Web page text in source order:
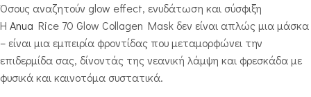
Όσους αναζητούν glow effect, ενυδάτωση και σύσφιξη
Η Anua Rice 70 Glow Collagen Mask δεν είναι απλώς μια μάσκα
– είναι μια εμπειρία φροντίδας που μεταμορφώνει την
επιδερμίδα σας, δίνοντάς της νεανική λάμψη και φρεσκάδα με
φυσικά και καινοτόμα συστατικά.